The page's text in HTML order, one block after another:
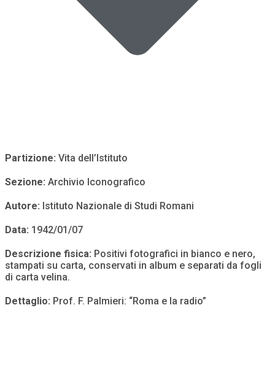
Partizione: Vita dell’Istituto
Sezione: Archivio Iconografico
Autore: Istituto Nazionale di Studi Romani
Data: 1942/01/07
Descrizione fisica: Positivi fotografici in bianco e nero,
stampati su carta, conservati in album e separati da fogli
di carta velina.
Dettaglio: Prof. F. Palmieri: “Roma e la radio”